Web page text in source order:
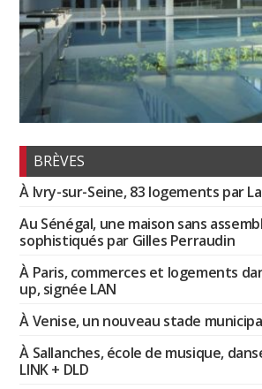
BRÈVES
À Ivry-sur-Seine, 83 logements par
Au Sénégal, une maison sans
sophistiqués par Gilles Perraudin
À Paris, commerces et logements
up, signée LAN
À Venise, un nouveau stade
À Sallanches, école de musique,
LINK + DLD